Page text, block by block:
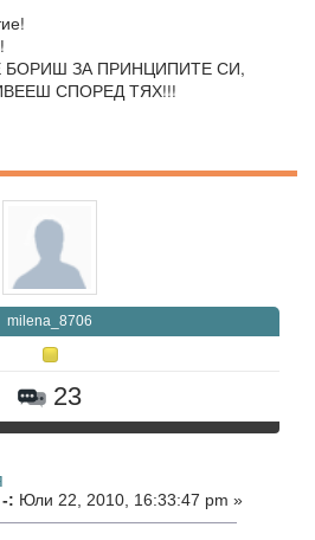
БОРИШ ЗА ПРИНЦИПИТЕ СИ,
СПОРЕД ТЯХ!!!
milena_8706
23
: Юли 22, 2010, 16:33:47 pm »